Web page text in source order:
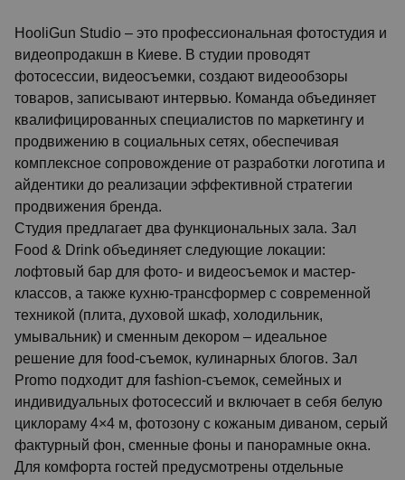
HooliGun Studio – это профессиональная фотостудия и
видеопродакшн в Киеве. В студии проводят
фотосессии, видеосъемки, создают видеообзоры
товаров, записывают интервью. Команда объединяет
квалифицированных специалистов по маркетингу и
продвижению в социальных сетях, обеспечивая
комплексное сопровождение от разработки логотипа и
айдентики до реализации эффективной стратегии
продвижения бренда.
Студия предлагает два функциональных зала. Зал
Food & Drink объединяет следующие локации:
лофтовый бар для фото- и видеосъемок и мастер-
классов, а также кухню-трансформер с современной
техникой (плита, духовой шкаф, холодильник,
умывальник) и сменным декором – идеальное
решение для food-съемок, кулинарных блогов. Зал
Promo подходит для fashion-съемок, семейных и
индивидуальных фотосессий и включает в себя белую
циклораму 4×4 м, фотозону с кожаным диваном, серый
фактурный фон, сменные фоны и панорамные окна.
Для комфорта гостей предусмотрены отдельные